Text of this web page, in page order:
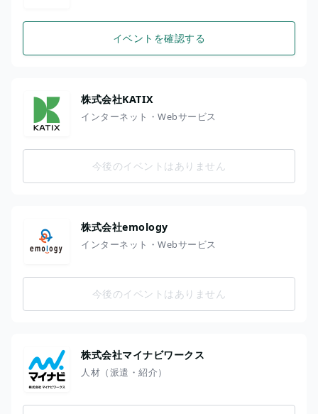
イベントを確認する
株式会社KATIX
インターネット・Webサービス
今後のイベントはありません
株式会社emology
インターネット・Webサービス
今後のイベントはありません
株式会社マイナビワークス
人材（派遣・紹介）